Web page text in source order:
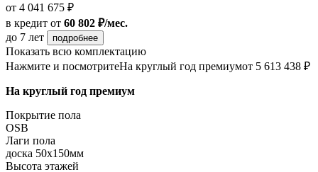
от 4 041 675 ₽
в кредит от 60 802 ₽/мес.
до 7 лет
подробнее
Показать всю комплектацию
Нажмите и посмотритеНа круглый год премиумот 5 613 438 ₽
На круглый год премиум
Покрытие пола
ОSB
Лаги пола
доска 50х150мм
Высота этажей